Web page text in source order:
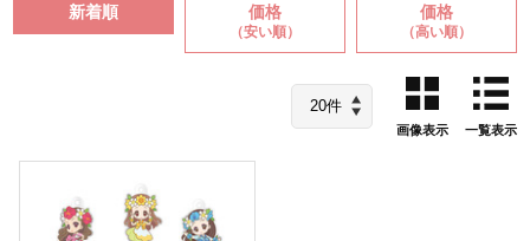
新着順 価格
（安い順）
価格
（高い順）
画像表示 一覧表示